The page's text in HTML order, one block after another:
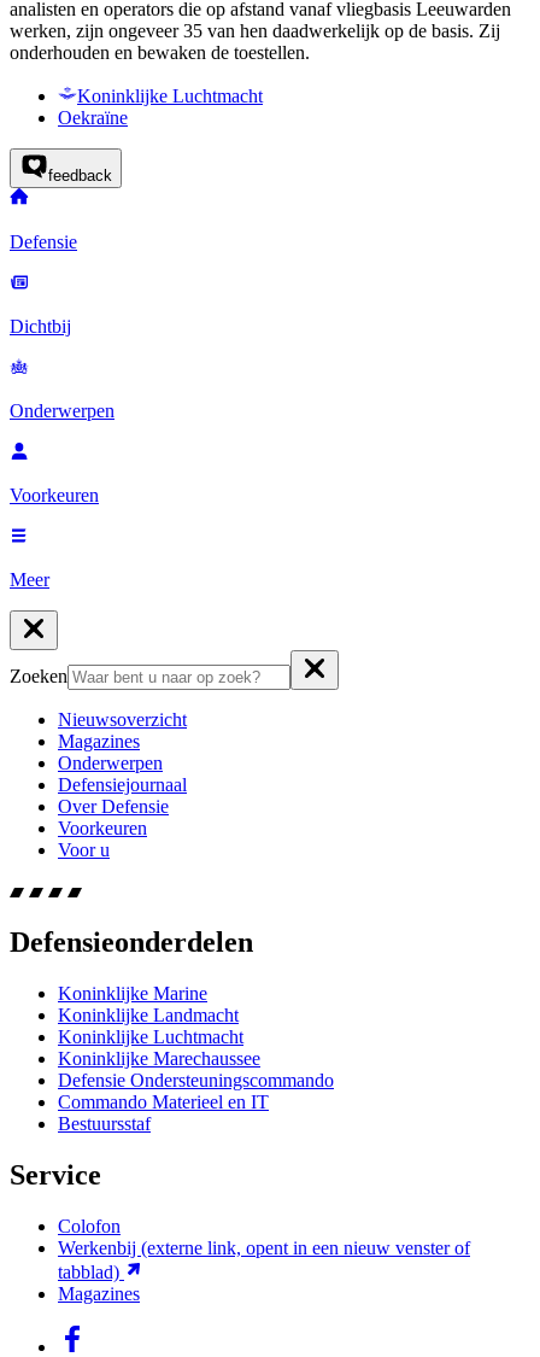
analisten en operators die op afstand vanaf vliegbasis Leeuwarden
werken, zijn ongeveer 35 van hen daadwerkelijk op de basis. Zij
onderhouden en bewaken de toestellen.
Koninklijke Luchtmacht
Oekraïne
feedback
Defensie
Dichtbij
Onderwerpen
Voorkeuren
Meer
Zoeken
Nieuwsoverzicht
Magazines
Onderwerpen
Defensiejournaal
Over Defensie
Voorkeuren
Voor u
Defensieonderdelen
Koninklijke Marine
Koninklijke Landmacht
Koninklijke Luchtmacht
Koninklijke Marechaussee
Defensie Ondersteuningscommando
Commando Materieel en IT
Bestuursstaf
Service
Colofon
Werkenbij (externe link, opent in een nieuw venster of
tabblad)
Magazines